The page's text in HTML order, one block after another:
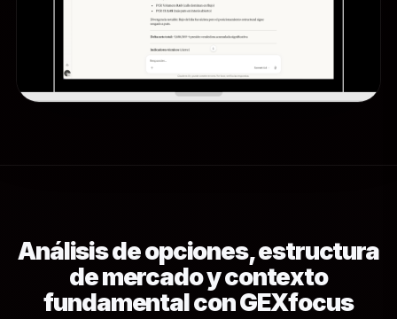
Análisis de opciones, estructura
de mercado y contexto
fundamental con GEXfocus